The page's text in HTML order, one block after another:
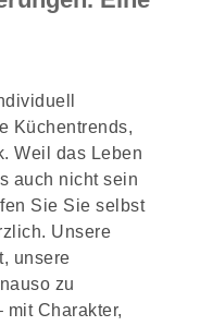
Küchentrends,
Weil das Leben
auch nicht sein
Sie Sie selbst
Unsere
unsere
zu
mit Charakter,